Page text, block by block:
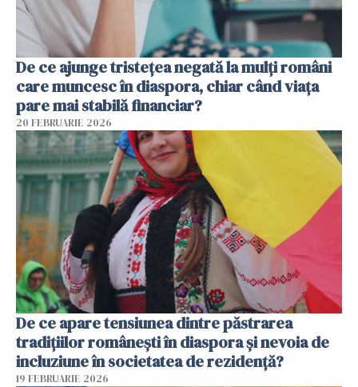
De ce ajunge tristețea negată la mulți români
care muncesc în diaspora, chiar când viața
pare mai stabilă financiar?
20 FEBRUARIE 2026
De ce apare tensiunea dintre păstrarea
tradițiilor românești în diaspora și nevoia de
incluziune în societatea de rezidență?
19 FEBRUARIE 2026